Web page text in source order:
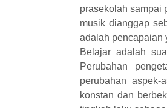
prasekolah sampai
musik dianggap
adalah pencapaian
Belajar adalah
Perubahan
perubahan
konstan dan